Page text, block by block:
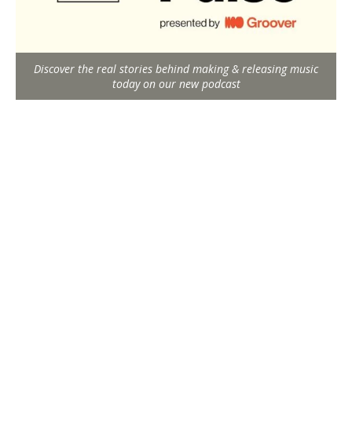
Discover the real stories behind making & releasing music
today on our new podcast